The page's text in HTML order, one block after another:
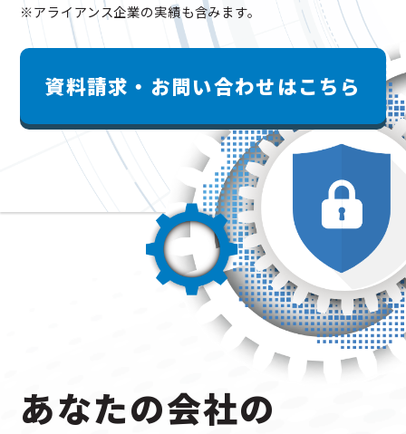
※アライアンス企業の実績も含みます。
資料請求・お問い合わせはこちら
あなたの会社の